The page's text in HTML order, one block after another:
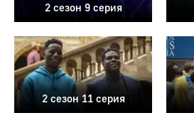
2 сезон 9 серия
2 сезон 11 серия